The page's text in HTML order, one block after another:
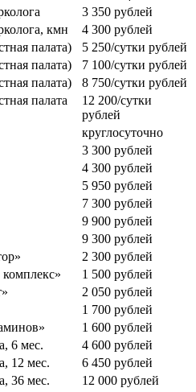
3 350 рублей
кмн
4 300 рублей
палата)
5 250/сутки рублей
палата)
7 100/сутки рублей
палата)
8 750/сутки рублей
палата
12 200/сутки
рублей
круглосуточно
3 300 рублей
4 300 рублей
5 950 рублей
7 300 рублей
9 900 рублей
9 300 рублей
2 300 рублей
1 500 рублей
2 050 рублей
1 700 рублей
1 600 рублей
6 мес.
4 600 рублей
12 мес.
6 450 рублей
36 мес.
12 000 рублей